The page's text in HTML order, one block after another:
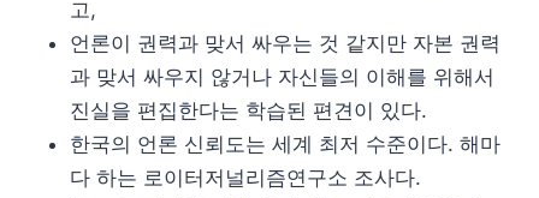
고,
언론이 권력과 맞서 싸우는 것 같지만 자본 권력
과 맞서 싸우지 않거나 자신들의 이해를 위해서
진실을 편집한다는 학습된 편견이 있다.
한국의 언론 신뢰도는 세계 최저 수준이다. 해마
다 하는 로이터저널리즘연구소 조사다.